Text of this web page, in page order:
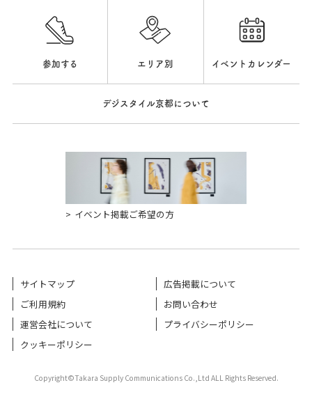
参加する エリア別 イベントカレンダー
デジスタイル京都について
イベント掲載ご希望の方
サイトマップ
広告掲載について
ご利用規約
お問い合わせ
運営会社について
プライバシーポリシー
クッキーポリシー
Copyright©Takara Supply Communications Co.,Ltd ALL Rights Reserved.